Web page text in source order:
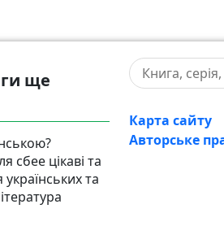
ще
сбее цікаві та
та
Карта сайту
Авторське